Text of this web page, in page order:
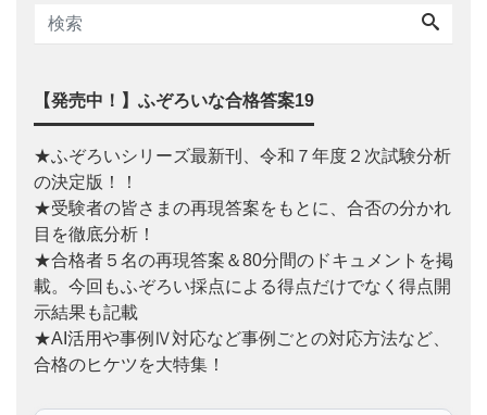
【発売中！】ふぞろいな合格答案19
★ふぞろいシリーズ最新刊、令和７年度２次試験分析
の決定版！！
★受験者の皆さまの再現答案をもとに、合否の分かれ
目を徹底分析！
★合格者５名の再現答案＆80分間のドキュメントを掲
載。今回もふぞろい採点による得点だけでなく得点開
示結果も記載
★AI活用や事例Ⅳ対応など事例ごとの対応方法など、
合格のヒケツを大特集！